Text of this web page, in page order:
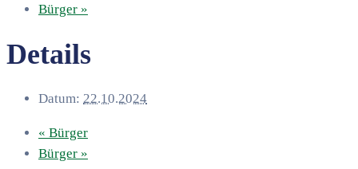
Bürger »
Details
Datum: 22.10.2024
« Bürger
Bürger »